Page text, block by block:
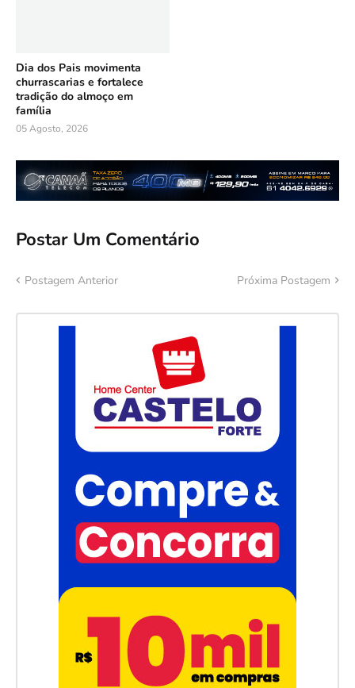
Dia dos Pais movimenta
churrascarias e fortalece
tradição do almoço em
família
05 Agosto, 2026
Postar Um Comentário
Postagem Anterior Próxima Postagem